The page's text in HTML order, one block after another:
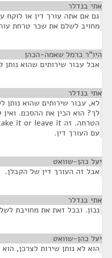
אתי בנדלר
גם אם אתה עורך דין או לוקח
מחויב לשלם את שכר טרחת
היו"ר כרמל שאמה-הכהן
אבל עבור שירותים שהוא
אתי בנדלר
לא, עבור שירותים שהוא נותן
לך? הוא הכין את ההסכם.
עם העורך דין.
יעל כהן-שוואט
אבל זה העורך דין של הקבלן.
אתי בנדלר
נכון. ובכל זאת את מחויבת
יעל כהן-שוואט
הוא לא נותן שירות לצרכן,